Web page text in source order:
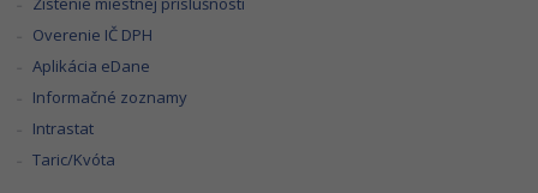
Overenie IČ DPH
Aplikácia eDane
Informačné zoznamy
Intrastat
Taric/Kvóta